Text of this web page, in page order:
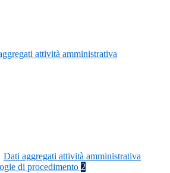
attività amministrativa
Dati aggregati attività amministrativa
di procedimento 2